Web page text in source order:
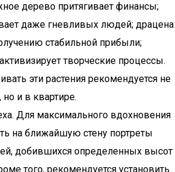
дерево притягивает финансы;
даже гневливых людей; драцена
стабильной прибыли;
творческие процессы.
эти растения рекомендуется не
и в квартире.
Для максимального вдохновения
на ближайшую стену портреты
добившихся определенных высот
того, рекомендуется установить